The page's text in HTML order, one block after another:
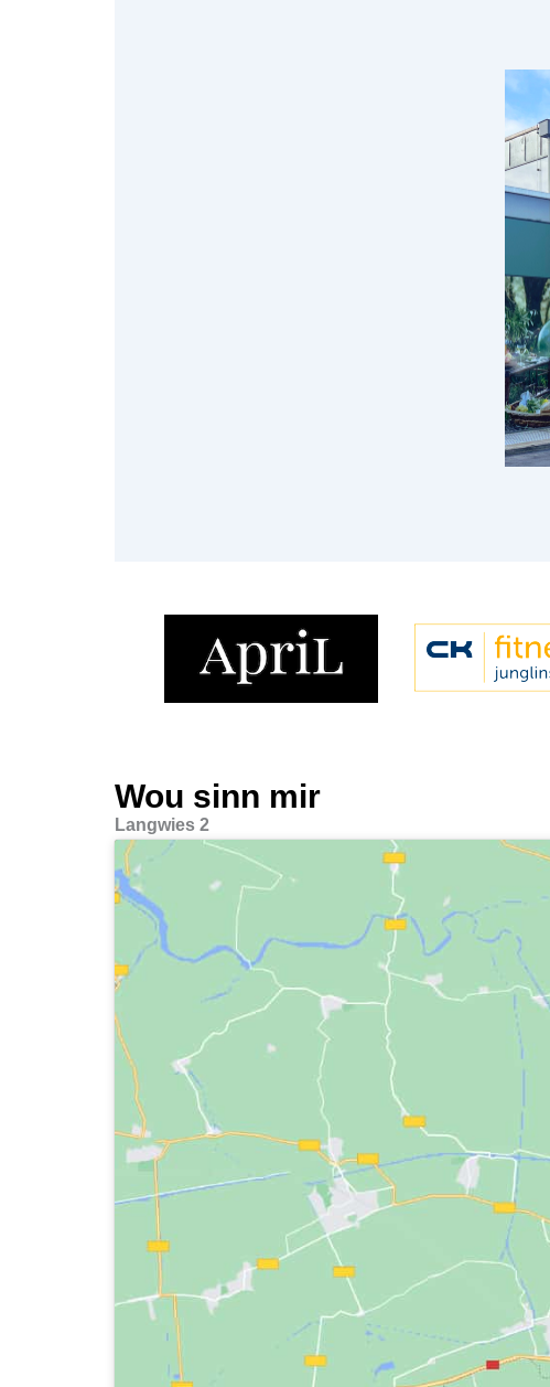
Wou sinn mir
Langwies 2